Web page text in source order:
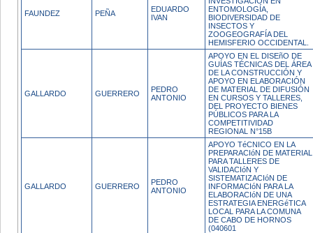
FAUNDEZ PEÑA
EDUARDO
IVAN
ENTOMOLOGÍA,
BIODIVERSIDAD DE
INSECTOS Y
ZOOGEOGRAFÍA DEL
HEMISFERIO OCCIDENTAL.
GALLARDO GUERRERO
PEDRO
ANTONIO
APOYO EN EL DISEñO DE
GUÍAS TÉCNICAS DEL ÁREA
DE LA CONSTRUCCIÓN Y
APOYO EN ELABORACIÓN
DE MATERIAL DE DIFUSIÓN
EN CURSOS Y TALLERES,
DEL PROYECTO BIENES
PÚBLICOS PARA LA
COMPETITIVIDAD
REGIONAL N°15B
GALLARDO GUERRERO
PEDRO
ANTONIO
APOYO TéCNICO EN LA
PREPARACIóN DE MATERIAL
PARA TALLERES DE
VALIDACIóN Y
SISTEMATIZACIóN DE
INFORMACIóN PARA LA
ELABORACIóN DE UNA
ESTRATEGIA ENERGéTICA
LOCAL PARA LA COMUNA
DE CABO DE HORNOS
(040601